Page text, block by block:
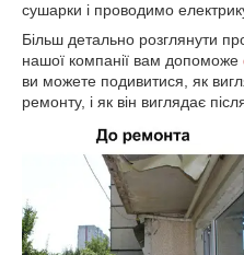
сушарки і проводимо
Більш детально розглянути
нашої компанії вам допоможе
ви можете подивитися, як
ремонту, і як він виглядає